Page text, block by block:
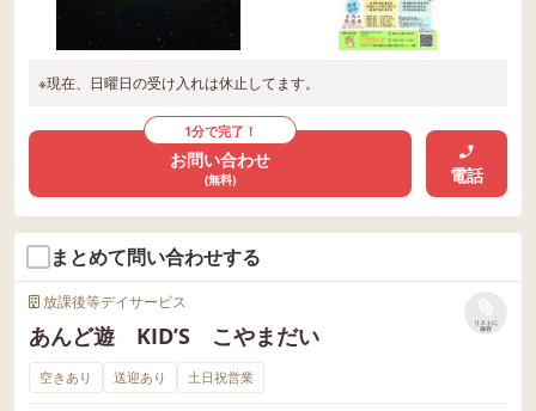
※現在、日曜日の受け入れは休止してます。
1分で完了！
お問い合わせ
(無料) 電話
まとめて問い合わせする
放課後等デイサービス
あんど遊 KID’S こやまだい
リストに
保存
空きあり 送迎あり 土日祝営業